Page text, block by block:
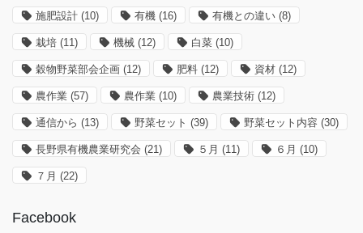
施肥設計 (10) 有機 (16) 有機との違い (8)
栽培 (11) 機械 (12) 白菜 (10)
穀物野菜部会企画 (12) 肥料 (12) 資材 (12)
農作業 (57) 農作業 (10) 農業技術 (12)
通信から (13) 野菜セット (39) 野菜セット内容 (30)
長野県有機農業研究会 (21) ５月 (11) ６月 (10)
７月 (22)
Facebook